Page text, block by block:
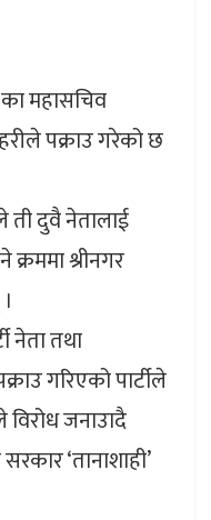
का महासचिव
पक्राउ गरेको छ
ती दुवै नेतालाई
श्रीनगर
नेता तथा
गरिएको पार्टीले
जनाउादै
‘तानाशाही’